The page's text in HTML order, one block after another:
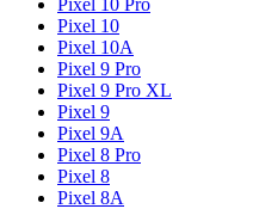
Pixel 10 Pro
Pixel 10
Pixel 10A
Pixel 9 Pro
Pixel 9 Pro XL
Pixel 9
Pixel 9A
Pixel 8 Pro
Pixel 8
Pixel 8A